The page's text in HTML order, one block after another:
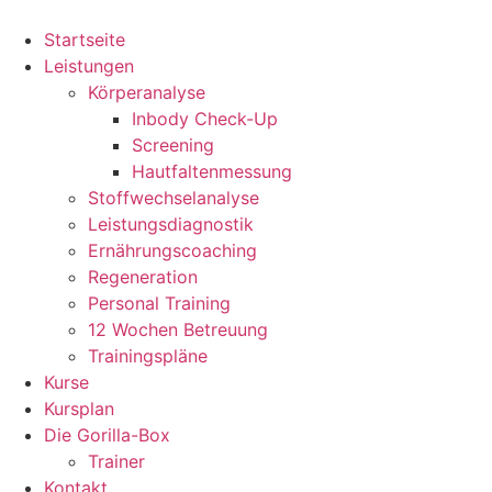
Inhalt
springen
Startseite
Leistungen
Körperanalyse
Inbody Check-Up
Screening
Hautfaltenmessung
Stoffwechselanalyse
Leistungsdiagnostik
Ernährungscoaching
Regeneration
Personal Training
12 Wochen Betreuung
Trainingspläne
Kurse
Kursplan
Die Gorilla-Box
Trainer
Kontakt